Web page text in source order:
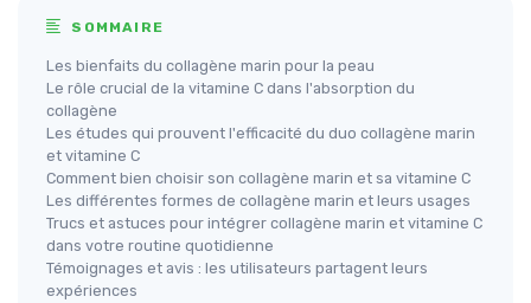
SOMMAIRE
Les bienfaits du collagène marin pour la peau
Le rôle crucial de la vitamine C dans l'absorption du
collagène
Les études qui prouvent l'efficacité du duo collagène marin
et vitamine C
Comment bien choisir son collagène marin et sa vitamine C
Les différentes formes de collagène marin et leurs usages
Trucs et astuces pour intégrer collagène marin et vitamine C
dans votre routine quotidienne
Témoignages et avis : les utilisateurs partagent leurs
expériences